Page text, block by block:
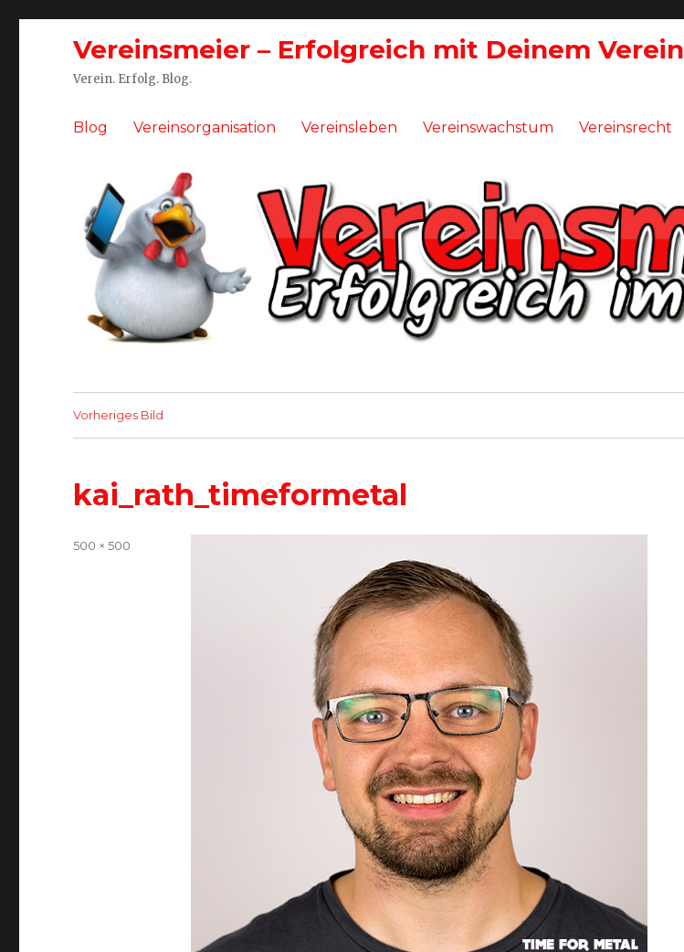
Vereinsmeier – Erfolgreich mit Deinem Verein
Verein. Erfolg. Blog.
Blog Vereinsorganisation Vereinsleben Vereinswachstum Vereinsrecht
Vorheriges Bild
kai_rath_timeformetal
Volle
500 × 500